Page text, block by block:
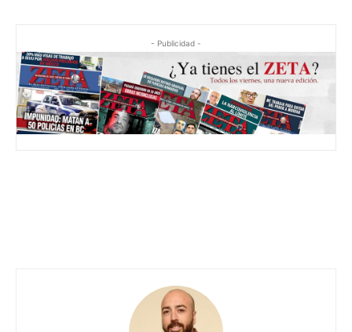
- Publicidad -